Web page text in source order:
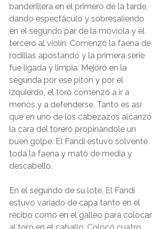
banderillera en el primero de la tarde,
dando espectáculo y sobresaliendo
en el segundo par de la moviola y el
tercero al violín. Comenzó la faena de
rodillas apostando y la primera serie
fue ligada y limpia. Mejoró en la
segunda por ese pitón y por el
izquierdo, el toro comenzó a ir a
menos y a defenderse. Tanto es así
que en uno de los cabezazos alcanzó
la cara del torero propinándole un
buen golpe. El Fandi estuvo solvente
toda la faena y mató de media y
descabello.
En el segundo de su lote, El Fandi
estuvo variado de capa tanto en el
recibo como en el galleo para colocar
al toro en el caballo. Colocó cuatro